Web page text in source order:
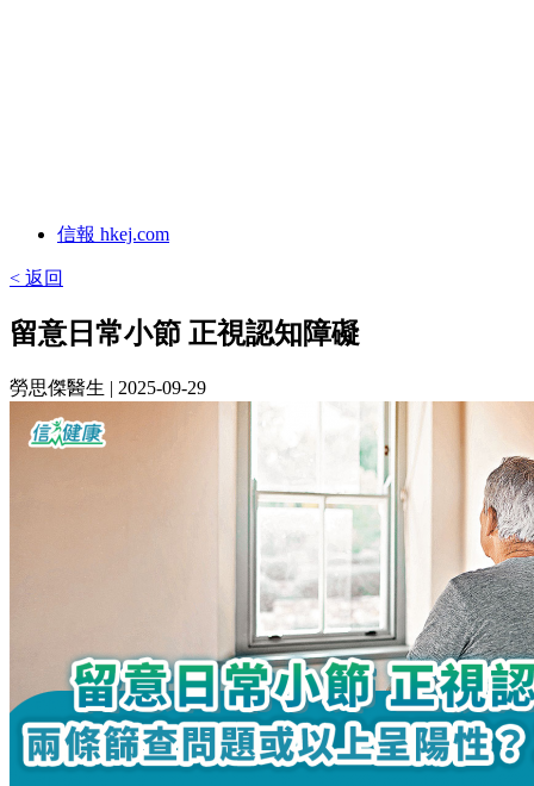
信報 hkej.com
< 返回
留意日常小節 正視認知障礙
勞思傑醫生 | 2025-09-29